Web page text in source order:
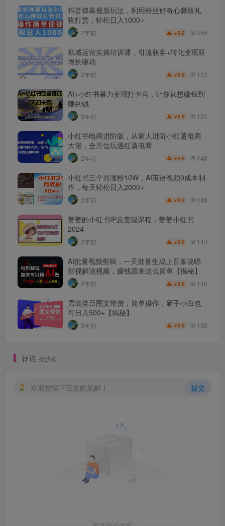
抖音弹幕最新玩法，利用粉丝好奇心赚取礼
物打赏，轻松日入1000+
2年前 ￥9.9 156
私域运营实操培训课，引流获客+转化变现双
增长驱动
2年前 ￥9.9 153
AI+小红书暴力变现打卡营，让你从想赚钱到
赚到钱
3年前 ￥9.9 151
小红书电商进阶版，从新人进阶小红薯电商
大佬，全方位玩透红薯电商
2年前 ￥9.9 148
小红书三个月涨粉10W，AI英语视频0成本制
作，每天轻松日入2000+
2年前 ￥9.9 146
姜姜的小红书IP及变现课程，姜姜小红书
2024
2年前 ￥9.9 143
AI批量视频剪辑，一天批量生成上百条说唱
影视解说视频，赚钱原来这么简单【揭秘】
2年前 ￥9.9 140
男装类目图文带货，简单操作，新手小白也
可日入500+【揭秘】
3年前 ￥9.9 136
评论 抢沙发
欢迎您留下宝贵的见解！ 提交